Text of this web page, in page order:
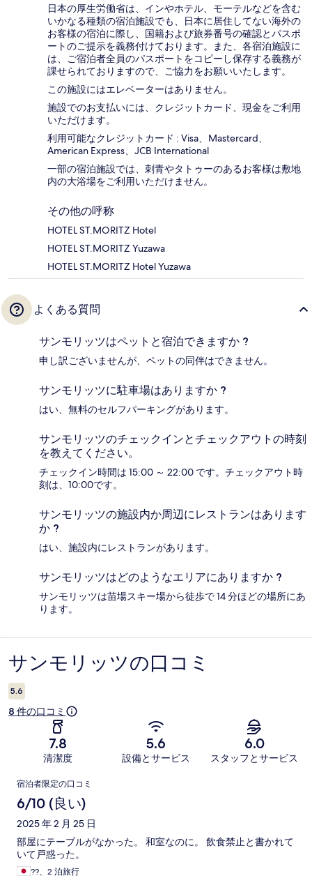
日本の厚生労働省は、インやホテル、モーテルなどを含む
いかなる種類の宿泊施設でも、日本に​居住してない海外の
お客様の宿泊に際し、国籍および旅券番号の確認とパスポ
ートのご提示を義務付け​ております。また、各宿泊施設に
は、ご宿泊者全員のパスポートをコピーし保存する義務が
課せられておりますの​で、ご協力をお願いいたします。
この施設にはエレベーターはありません。
施設でのお支払いには、クレジットカード、現金をご利用
いただけます。
利用可能なクレジットカード : Visa、Mastercard、
American Express、JCB International
一部の宿泊施設では、刺青やタトゥーのあるお客様は敷地
内の大浴場をご利用いただけません。
その他の呼称
HOTEL ST.MORITZ Hotel
HOTEL ST.MORITZ Yuzawa
HOTEL ST.MORITZ Hotel Yuzawa
よくある質問
サンモリッツはペットと宿泊できますか ?
申し訳ございませんが、ペットの同伴はできません。
サンモリッツに駐車場はありますか ?
はい、無料のセルフパーキングがあります。
サンモリッツのチェックインとチェックアウトの時刻
を教えてください。
チェックイン時間は 15:00 ～ 22:00 です。チェックアウト時
刻は、10:00です。
サンモリッツの施設内か周辺にレストランはあります
か ?
はい、施設内にレストランがあります。
サンモリッツはどのようなエリアにありますか ?
サンモリッツは苗場スキー場から徒歩で 14 分ほどの場所にあ
ります。
口
コ
ミ
サンモリッツの口コミ
5.6
8 件の口コミ
7.8
清潔度
5.6
設備とサービス
6.0
スタッフとサービス
口
コ
ミ
宿泊者限定の口コミ
6/10 (良い)
2025 年 2 月 25 日
部屋にテーブルがなかった。 和室なのに。 飲食禁止と書かれて
いて戸惑った。
??、2 泊旅行